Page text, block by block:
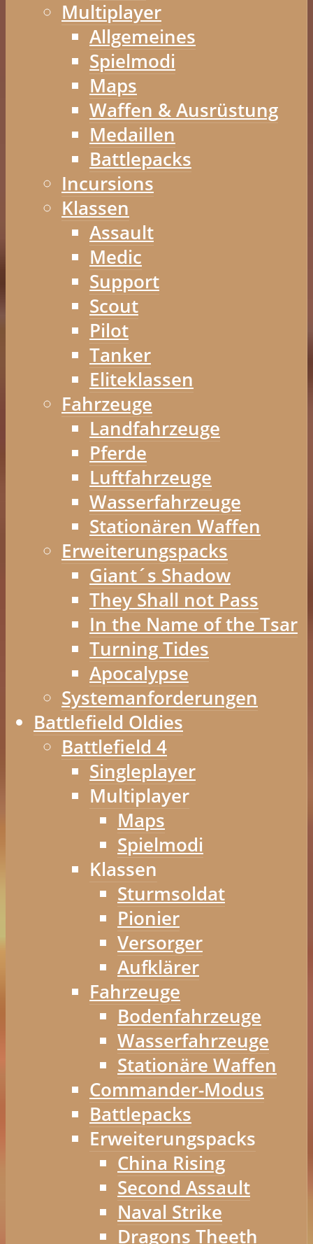
Multiplayer
Allgemeines
Spielmodi
Maps
Waffen & Ausrüstung
Medaillen
Battlepacks
Incursions
Klassen
Assault
Medic
Support
Scout
Pilot
Tanker
Eliteklassen
Fahrzeuge
Landfahrzeuge
Pferde
Luftfahrzeuge
Wasserfahrzeuge
Stationären Waffen
Erweiterungspacks
Giant´s Shadow
They Shall not Pass
In the Name of the Tsar
Turning Tides
Apocalypse
Systemanforderungen
Battlefield Oldies
Battlefield 4
Singleplayer
Multiplayer
Maps
Spielmodi
Klassen
Sturmsoldat
Pionier
Versorger
Aufklärer
Fahrzeuge
Bodenfahrzeuge
Wasserfahrzeuge
Stationäre Waffen
Commander-Modus
Battlepacks
Erweiterungspacks
China Rising
Second Assault
Naval Strike
Dragons Theeth